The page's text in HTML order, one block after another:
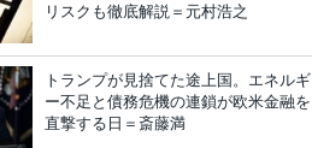
リスクも徹底解説＝元村浩之
トランプが見捨てた途上国。エネルギ
ー不足と債務危機の連鎖が欧米金融を
直撃する日＝斎藤満